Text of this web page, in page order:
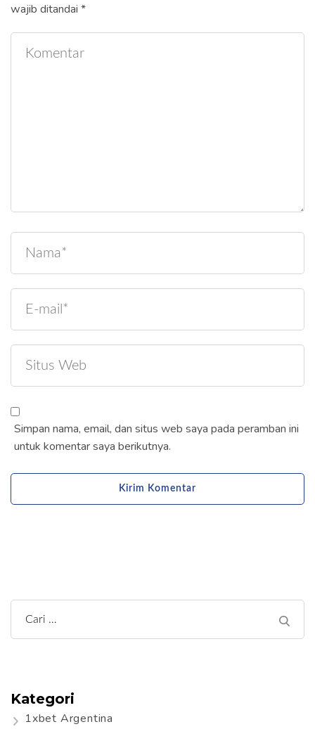
wajib ditandai *
Simpan nama, email, dan situs web saya pada peramban ini
untuk komentar saya berikutnya.
Cari
untuk:
Kategori
1xbet Argentina